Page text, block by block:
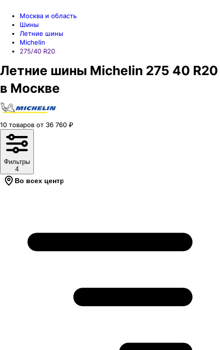
Москва и область
Шины
Летние шины
Michelin
275/40 R20
Летние шины Michelin 275 40 R20
в Москве
10 товаров от 36 760 ₽
Фильтры
4
Во всех центрах